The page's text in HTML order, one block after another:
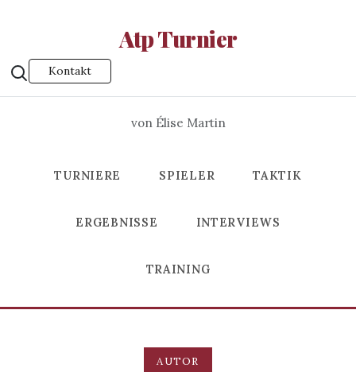
Atp Turnier
Kontakt
von Élise Martin
TURNIERE SPIELER TAKTIK
ERGEBNISSE INTERVIEWS
TRAINING
AUTOR